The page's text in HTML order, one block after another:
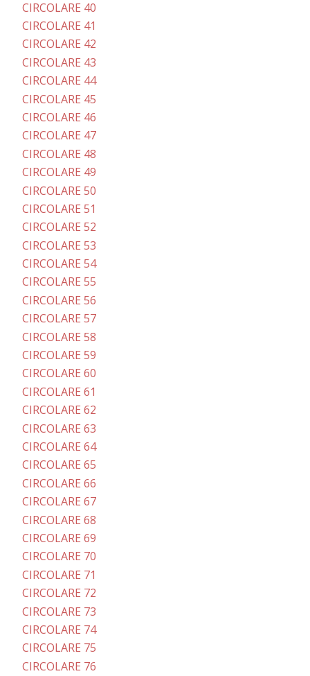
CIRCOLARE 40
CIRCOLARE 41
CIRCOLARE 42
CIRCOLARE 43
CIRCOLARE 44
CIRCOLARE 45
CIRCOLARE 46
CIRCOLARE 47
CIRCOLARE 48
CIRCOLARE 49
CIRCOLARE 50
CIRCOLARE 51
CIRCOLARE 52
CIRCOLARE 53
CIRCOLARE 54
CIRCOLARE 55
CIRCOLARE 56
CIRCOLARE 57
CIRCOLARE 58
CIRCOLARE 59
CIRCOLARE 60
CIRCOLARE 61
CIRCOLARE 62
CIRCOLARE 63
CIRCOLARE 64
CIRCOLARE 65
CIRCOLARE 66
CIRCOLARE 67
CIRCOLARE 68
CIRCOLARE 69
CIRCOLARE 70
CIRCOLARE 71
CIRCOLARE 72
CIRCOLARE 73
CIRCOLARE 74
CIRCOLARE 75
CIRCOLARE 76